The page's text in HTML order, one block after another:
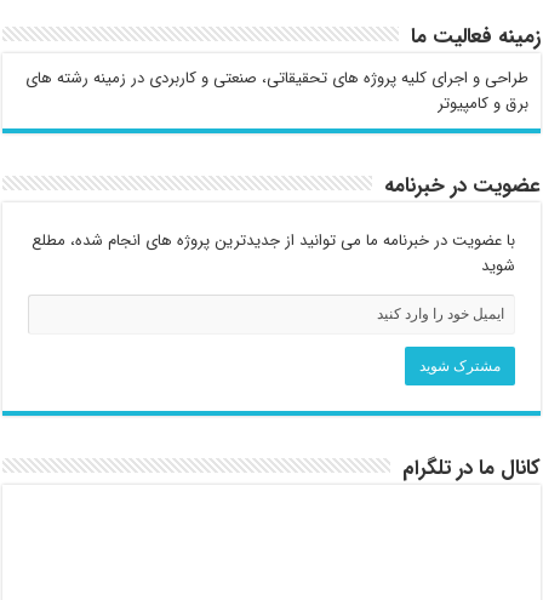
زمینه فعالیت ما
طراحی و اجرای کلیه پروژه های تحقیقاتی، صنعتی و کاربردی در زمینه رشته های
برق و کامپیوتر
عضویت در خبرنامه
با عضویت در خبرنامه ما می توانید از جدیدترین پروژه های انجام شده، مطلع
شوید
کانال ما در تلگرام